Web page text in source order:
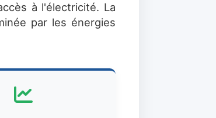
à l'électricité. La
par les énergies